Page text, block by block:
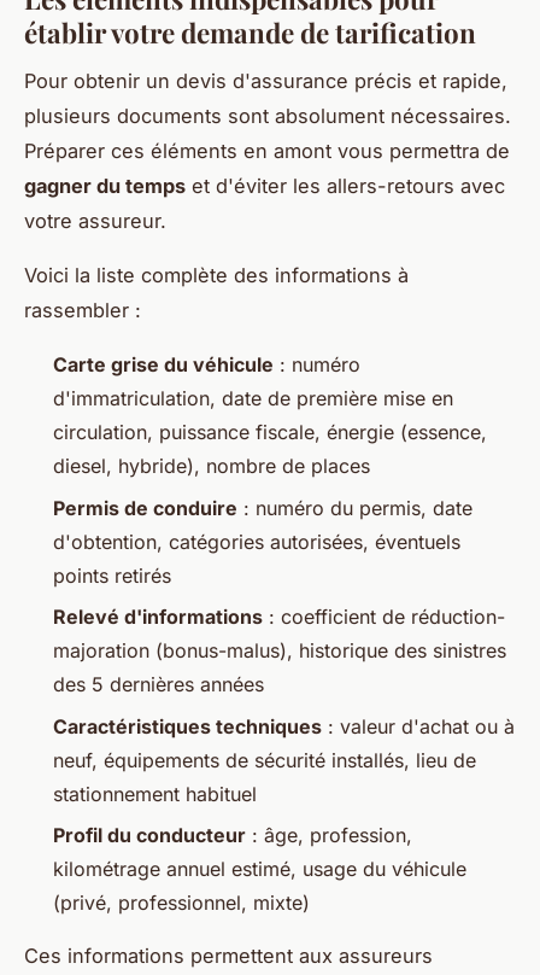
établir votre demande de tarification
Pour obtenir un devis d'assurance précis et rapide,
plusieurs documents sont absolument nécessaires.
Préparer ces éléments en amont vous permettra de
gagner du temps et d'éviter les allers-retours avec
votre assureur.
Voici la liste complète des informations à
rassembler :
Carte grise du véhicule : numéro
d'immatriculation, date de première mise en
circulation, puissance fiscale, énergie (essence,
diesel, hybride), nombre de places
Permis de conduire : numéro du permis, date
d'obtention, catégories autorisées, éventuels
points retirés
Relevé d'informations : coefficient de réduction-
majoration (bonus-malus), historique des sinistres
des 5 dernières années
Caractéristiques techniques : valeur d'achat ou à
neuf, équipements de sécurité installés, lieu de
stationnement habituel
Profil du conducteur : âge, profession,
kilométrage annuel estimé, usage du véhicule
(privé, professionnel, mixte)
Ces informations permettent aux assureurs